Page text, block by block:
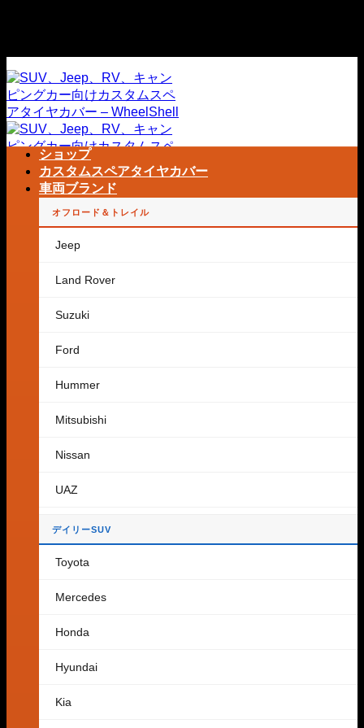
テ
ン
ツ
へ
ス
キ
カートに商品がありません。
ショップに戻る
ショップ
カスタムスペアタイヤカバー
車両ブランド
オフロード＆トレイル
Jeep
Land Rover
Suzuki
Ford
Hummer
Mitsubishi
Nissan
UAZ
デイリーSUV
Toyota
Mercedes
Honda
Hyundai
Kia